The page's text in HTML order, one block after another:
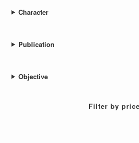
Character
Publication
Objective
Filter by price